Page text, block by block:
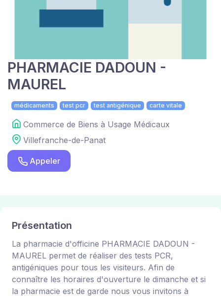
PHARMACIE DADOUN -
MAUREL
médicaments test pcr test antigénique carte vitale
Commerce de Biens à Usage Médicaux
Villefranche-de-Panat
Appeler
Présentation
La pharmacie d'officine PHARMACIE DADOUN -
MAUREL permet de réaliser des tests PCR,
antigéniques pour tous les visiteurs. Afin de
connaître les horaires d'ouverture le dimanche et si
la pharmacie est de garde nous vous invitons à